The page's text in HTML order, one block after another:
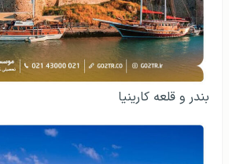
بندر و قلعه کارینیا